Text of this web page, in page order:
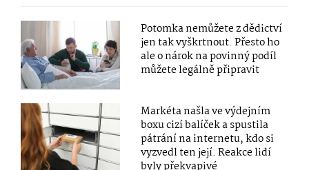
Potomka nemůžete z dědictví
jen tak vyškrtnout. Přesto ho
ale o nárok na povinný podíl
můžete legálně připravit
Markéta našla ve výdejním
boxu cizí balíček a spustila
pátrání na internetu, kdo si
vyzvedl ten její. Reakce lidí